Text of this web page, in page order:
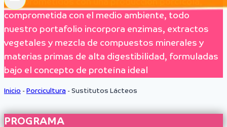
Comprometidos con una producción porcícola,
comprometida con el medio ambiente, todo
nuestro portafolio incorpora enzimas, extractos
vegetales y mezcla de compuestos minerales y
materias primas de alta digestibilidad, formuladas
bajo el concepto de proteína ideal
Inicio - Porcicultura - Sustitutos Lácteos
PROGRAMA